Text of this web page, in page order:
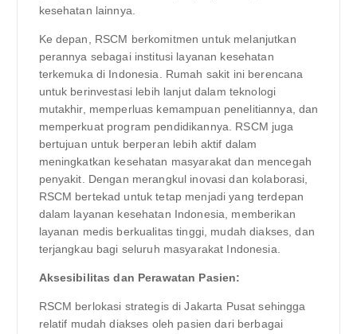
kesehatan lainnya.
Ke depan, RSCM berkomitmen untuk melanjutkan
perannya sebagai institusi layanan kesehatan
terkemuka di Indonesia. Rumah sakit ini berencana
untuk berinvestasi lebih lanjut dalam teknologi
mutakhir, memperluas kemampuan penelitiannya, dan
memperkuat program pendidikannya. RSCM juga
bertujuan untuk berperan lebih aktif dalam
meningkatkan kesehatan masyarakat dan mencegah
penyakit. Dengan merangkul inovasi dan kolaborasi,
RSCM bertekad untuk tetap menjadi yang terdepan
dalam layanan kesehatan Indonesia, memberikan
layanan medis berkualitas tinggi, mudah diakses, dan
terjangkau bagi seluruh masyarakat Indonesia.
Aksesibilitas dan Perawatan Pasien:
RSCM berlokasi strategis di Jakarta Pusat sehingga
relatif mudah diakses oleh pasien dari berbagai